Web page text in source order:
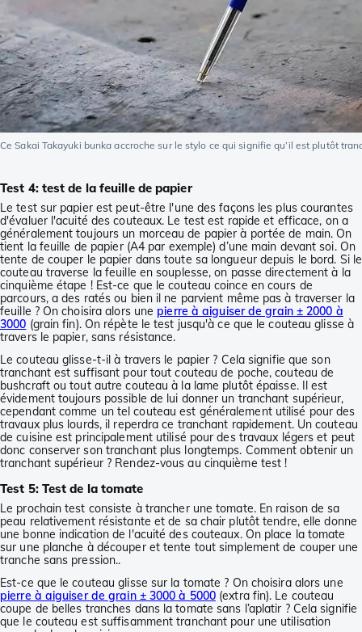
Ce Sakai Takayuki bunka accroche sur le stylo ce qui signifie qu’il est plutôt
Test 4: test de la feuille de papier
Le test sur papier est peut-être l'une des façons les plus courantes
d'évaluer l'acuité des couteaux. Le test est rapide et efficace, on a
généralement toujours un morceau de papier à portée de main. On
tient la feuille de papier (A4 par exemple) d’une main devant soi. On
tente de couper le papier dans toute sa longueur depuis le bord. Si le
couteau traverse la feuille en souplesse, on passe directement à la
cinquième étape ! Est-ce que le couteau coince en cours de
parcours, a des ratés ou bien il ne parvient même pas à traverser la
feuille ? On choisira alors une pierre à aiguiser de grain ± 2000 à
3000 (grain fin). On répète le test jusqu'à ce que le couteau glisse à
travers le papier, sans résistance.
Le couteau glisse-t-il à travers le papier ? Cela signifie que son
tranchant est suffisant pour tout couteau de poche, couteau de
bushcraft ou tout autre couteau à la lame plutôt épaisse. Il est
évidement toujours possible de lui donner un tranchant supérieur,
cependant comme un tel couteau est généralement utilisé pour des
travaux plus lourds, il reperdra ce tranchant rapidement. Un couteau
de cuisine est principalement utilisé pour des travaux légers et peut
donc conserver son tranchant plus longtemps. Comment obtenir un
tranchant supérieur ? Rendez-vous au cinquième test !
Test 5: Test de la tomate
Le prochain test consiste à trancher une tomate. En raison de sa
peau relativement résistante et de sa chair plutôt tendre, elle donne
une bonne indication de l'acuité des couteaux. On place la tomate
sur une planche à découper et tente tout simplement de couper une
tranche sans pression..
Est-ce que le couteau glisse sur la tomate ? On choisira alors une
pierre à aiguiser de grain ± 3000 à 5000 (extra fin). Le couteau
coupe de belles tranches dans la tomate sans l’aplatir ? Cela signifie
que le couteau est suffisamment tranchant pour une utilisation